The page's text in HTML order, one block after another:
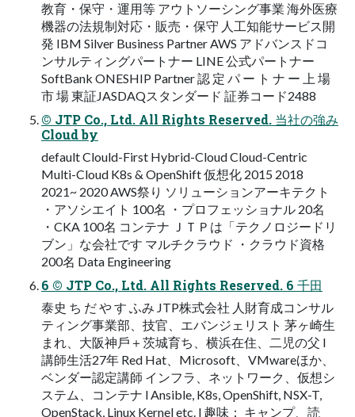
教育・保守・運⽤等 アウトソーシング事業 海外医療
機器の法規制対応・販売・保守 ⼈⼯知能サービス開
発 IBM Silver Business Partner AWS アドバンスドコ
ンサルティングパートナー LINE 公式パートナー
SoftBank ONESHIP Partner 認 定 パ ー ト ナ ー 上 場
市 場 東証JASDAQスタンダード 証券コード2488
© JTP Co., Ltd. All Rights Reserved. 当社の強み
Cloud by
default Clould-First Hybrid-Cloud Cloud-Centric
Multi-Cloud K8s & OpenShift 仮想化 2015 2018
2021~ 2020 AWS祭り ソリューションアーキテクト
・アソシエイト 100名 ・プロフェッショナル 20名
・CKA 100名 コンテナ ＪＴＰは「テクノロジードリ
ブン」な会社です マルチクラウド ・クラウド資格
200名 Data Engineering
6 © JTP Co., Ltd. All Rights Reserved. 6 千⽥
泰史 ち だ や す ふみ JTP株式会社 ⼈財育成コンサル
ティング事業部、技官、エバンジェリスト 茅ヶ崎⽣
まれ、⼤阪神⼾＋茨城育ち、横浜在住、⼆児の⽗ l
講師⽣活27年 Red Hat、Microsoft、VMwareほか、
ベンダー認定講師 インフラ、ネットワーク、仮想シ
ステム、コンテナ l Ansible, K8s, OpenShift, NSX-T,
OpenStack, Linux Kernel etc. l 趣味： キャンプ、読